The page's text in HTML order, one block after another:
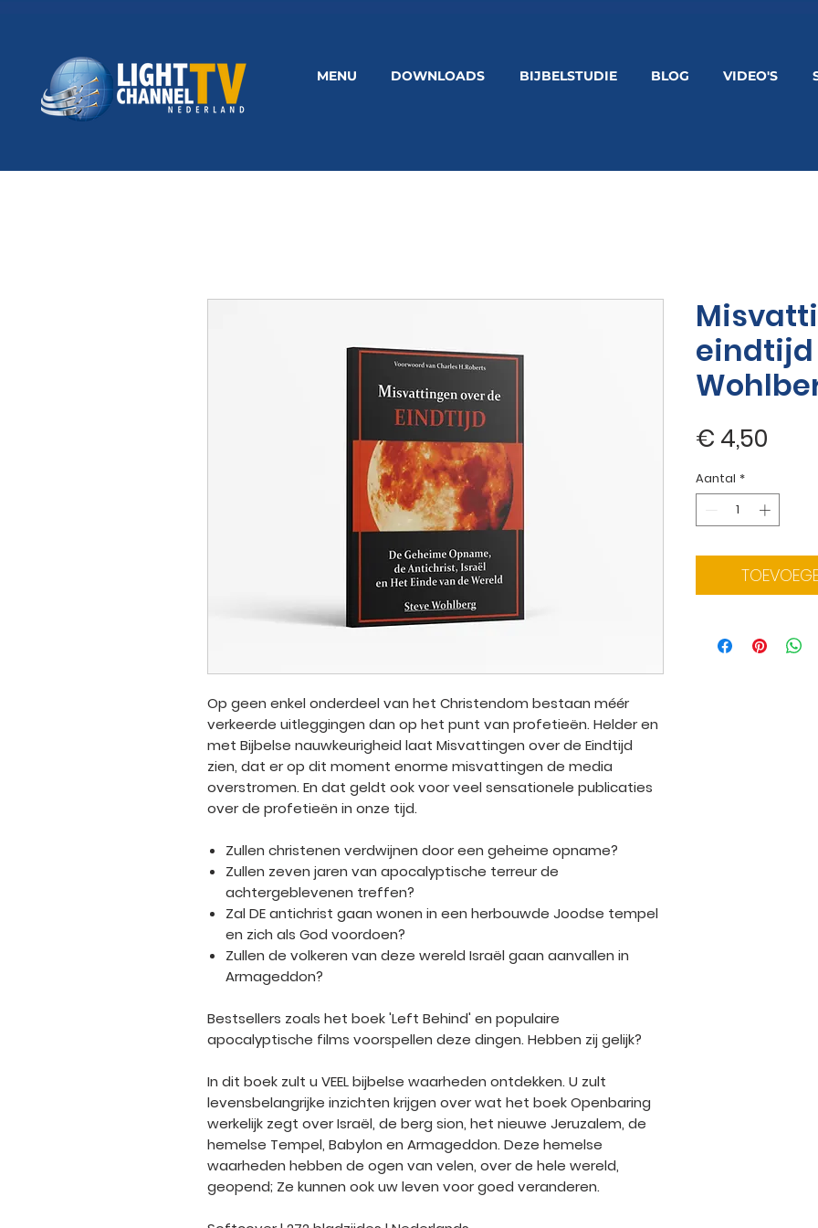
MENU DOWNLOADS BIJBELSTUDIE BLOG VIDEO'S
Op geen enkel onderdeel van het Christendom bestaan méér
verkeerde uitleggingen dan op het punt van profetieën. Helder en
met Bijbelse nauwkeurigheid laat Misvattingen over de Eindtijd
zien, dat er op dit moment enorme misvattingen de media
overstromen. En dat geldt ook voor veel sensationele publicaties
over de profetieën in onze tijd.
Zullen christenen verdwijnen door een geheime opname?
Zullen zeven jaren van apocalyptische terreur de
achtergeblevenen treffen?
Zal DE antichrist gaan wonen in een herbouwde Joodse tempel
en zich als God voordoen?
Zullen de volkeren van deze wereld Israël gaan aanvallen in
Armageddon?
Bestsellers zoals het boek 'Left Behind' en populaire
apocalyptische films voorspellen deze dingen. Hebben zij gelijk?
In dit boek zult u VEEL bijbelse waarheden ontdekken. U zult
levensbelangrijke inzichten krijgen over wat het boek Openbaring
werkelijk zegt over Israël, de berg sion, het nieuwe Jeruzalem, de
hemelse Tempel, Babylon en Armageddon. Deze hemelse
waarheden hebben de ogen van velen, over de hele wereld,
geopend; Ze kunnen ook uw leven voor goed veranderen.
eindtijd
€ 4,50
Aantal *